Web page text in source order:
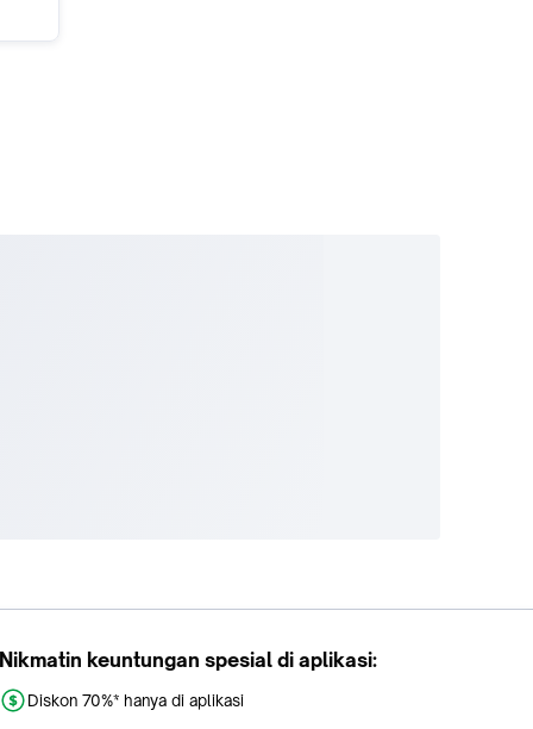
Nikmatin keuntungan spesial di aplikasi:
Diskon 70%* hanya di aplikasi